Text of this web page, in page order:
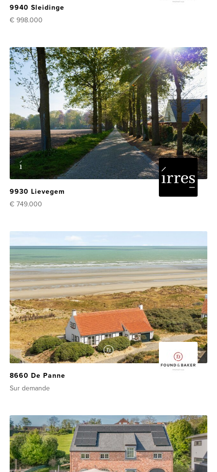
9940 Sleidinge
€ 998.000
9930 Lievegem
€ 749.000
8660 De Panne
Sur demande